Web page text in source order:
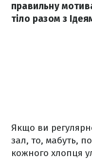
правильну
тіло разом з
Якщо ви
зал, то, мабуть,
кожного хлопця